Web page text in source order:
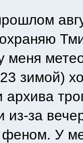
меня
зимой)
архива
из-за
У